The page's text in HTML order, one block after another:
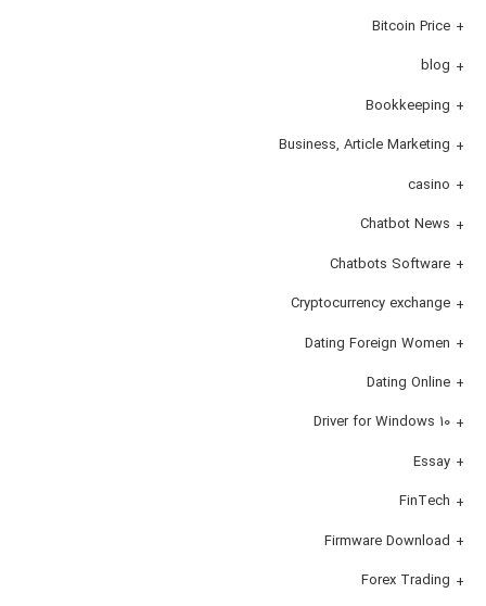
Bitcoin Price
blog
Bookkeeping
Business, Article Marketing
casino
Chatbot News
Chatbots Software
Cryptocurrency exchange
Dating Foreign Women
Dating Online
Driver for Windows 10
Essay
FinTech
Firmware Download
Forex Trading